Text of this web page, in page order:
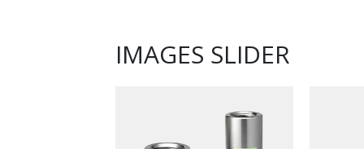
IMAGES SLIDER